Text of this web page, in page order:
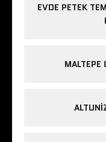
EVDE PETEK
MALTEPE